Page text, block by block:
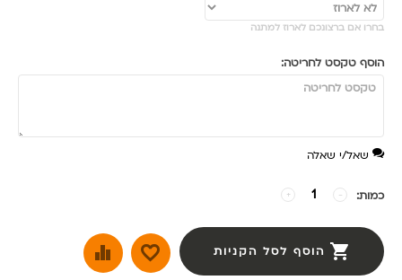
בחרו אם ברצונכם לארוז למתנה
הוסף טקסט לחריטה:
שאל/י שאלה
כמות: + −
הוסף לסל הקניות